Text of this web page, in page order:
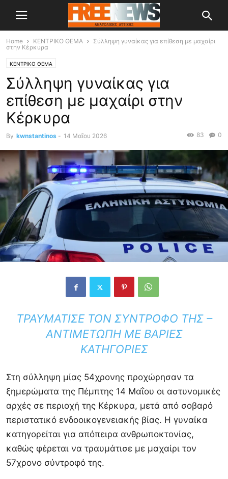
Home ΚΕΝΤΡΙΚΟ ΘΕΜΑ
Σύλληψη γυναίκας για επίθεση με μαχαίρι
στην Κέρκυρα
ΚΕΝΤΡΙΚΟ ΘΕΜΑ
Σύλληψη γυναίκας για
επίθεση με μαχαίρι στην
Κέρκυρα
By kwnstantinos - 14 Μαΐου 2026 0
83
ΤΡΑΥΜΆΤΙΣΕ ΤΟΝ ΣΎΝΤΡΟΦΌ ΤΗΣ –
ΑΝΤΙΜΈΤΩΠΗ ΜΕ ΒΑΡΙΈΣ
ΚΑΤΗΓΟΡΊΕΣ
Στη σύλληψη μίας 54χρονης προχώρησαν τα
ξημερώματα της Πέμπτης 14 Μαΐου οι αστυνομικές
αρχές σε περιοχή της Κέρκυρα, μετά από σοβαρό
περιστατικό ενδοοικογενειακής βίας. Η γυναίκα
κατηγορείται για απόπειρα ανθρωποκτονίας,
καθώς φέρεται να τραυμάτισε με μαχαίρι τον
57χρονο σύντροφό της.